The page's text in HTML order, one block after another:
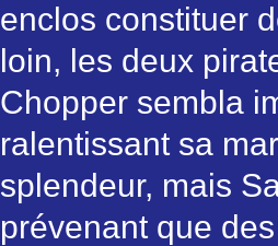
enclos constituer
loin, les deux
Chopper sembla
ralentissant sa
splendeur, mais
prévenant que